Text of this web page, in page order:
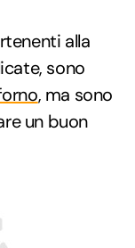
alla
sono
, ma sono
un buon